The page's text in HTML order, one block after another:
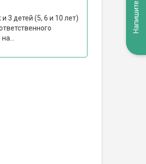
3 детей (5, 6 и 10 лет)
Напишите нам